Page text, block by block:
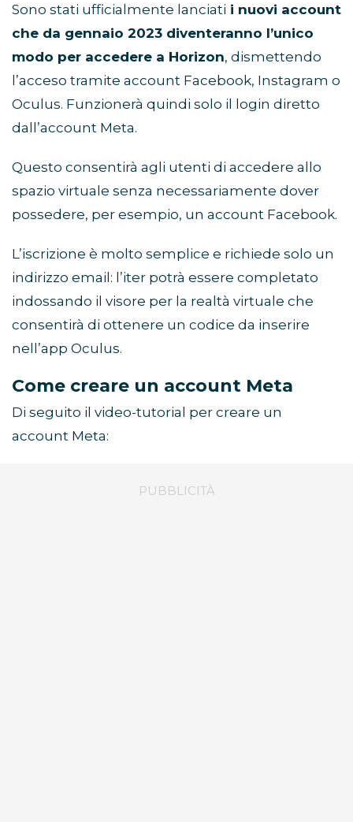
Sono stati ufficialmente lanciati i nuovi account
che da gennaio 2023 diventeranno l’unico
modo per accedere a Horizon, dismettendo
l’acceso tramite account Facebook, Instagram o
Oculus. Funzionerà quindi solo il login diretto
dall’account Meta.
Questo consentirà agli utenti di accedere allo
spazio virtuale senza necessariamente dover
possedere, per esempio, un account Facebook.
L’iscrizione è molto semplice e richiede solo un
indirizzo email: l’iter potrà essere completato
indossando il visore per la realtà virtuale che
consentirà di ottenere un codice da inserire
nell’app Oculus.
Come creare un account Meta
Di seguito il video-tutorial per creare un
account Meta: